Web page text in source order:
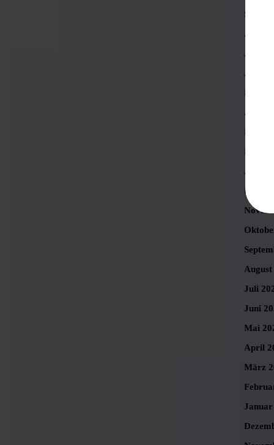
August
Juli
Juni
Mai
April
März
Januar
August
Juli
Juni
Mai
April
März
Januar